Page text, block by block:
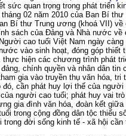
sức quan trọng trong phát triển
02 năm 2010 của Ban Bí
Bí thư Trung ương (khoá VII) về
sách của Đảng và Nhà nước về
cao tuổi Việt Nam ngày càng
vào sinh hoạt, đóng góp thiết
hiện các chương trình phát
chính quyền và nhân dân tin
gia vào truyền thụ văn hóa, tri
cần phát huy lợi thế của người
người cao tuổi; phát huy vai
gia đình văn hóa, đoàn kết giữa
trong cộng đồng dân tộc thiểu
đời sống kinh tế - xã hội cần